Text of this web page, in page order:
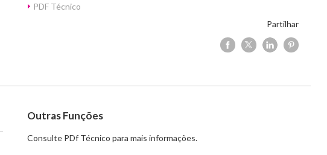
PDF Técnico
Partilhar
Outras Funções
Consulte PDf Técnico para mais informações.